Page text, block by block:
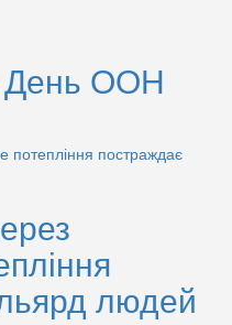
День ООН
людей